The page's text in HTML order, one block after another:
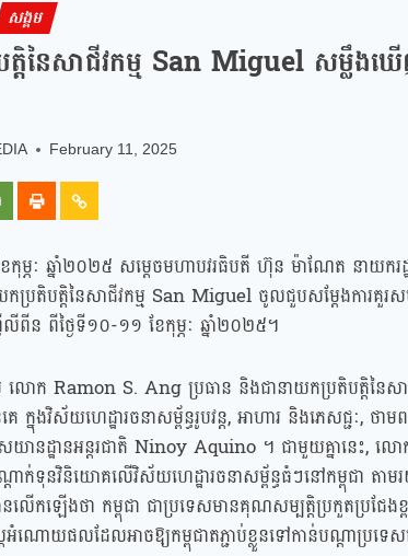
សង្គម
តិនៃសាជីវកម្ម San Miguel សម្លឹងឃ
February 11, 2025
ែកុម្ភៈ ឆ្នាំ២០២៥ សម្ដេចមហាបវរធិបតី ហ៊ុន ម៉ាណែត នាយក
ប្រតិបត្តិនៃសាជីវកម្ម San Miguel ចូលជួបសម្ដែងការគួរស
ពីន ពីថ្ងៃទី១០-១១ ខែកុម្ភៈ ឆ្នាំ២០២៥។
លោក Ramon S. Ang ប្រធាន និងជានាយកប្រតិបត្តិនៃសា
នុងវិស័យហេដ្ឋារចនាសម្ព័ន្ធរូបវន្ត, អាហារ​ និងភេសជ្ជៈ​,​
យានដ្ឋានអន្តរជាតិ Ninoy Aquino ។​​ ជាមួយគ្នានេះ,​ ល
ដាក់ទុនវិនិយោគលើវិស័យហេដ្ឋារចនាសម្ព័ន្ធធំៗនៅកម្ពុជា ត
លើកឡើងថា កម្ពុជា ជាប្រទេសមានគុណសម្បត្តិប្រកួតប្រជែង
អំណោយផលដែលអាចឱ្យកម្ពុជាតភ្ជាប់ខ្លួនទៅកាន់បណ្ដាប្រ